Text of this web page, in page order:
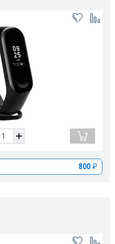
800 ₽